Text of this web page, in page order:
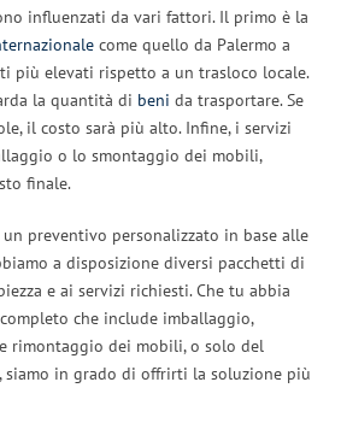
influenzati da vari fattori. Il primo è la
come quello da Palermo a
più elevati rispetto a un trasloco locale.
la quantità di beni da trasportare. Se
il costo sarà più alto. Infine, i servizi
o lo smontaggio dei mobili,
finale.
preventivo personalizzato in base alle
a disposizione diversi pacchetti di
e ai servizi richiesti. Che tu abbia
che include imballaggio,
rimontaggio dei mobili, o solo del
in grado di offrirti la soluzione più